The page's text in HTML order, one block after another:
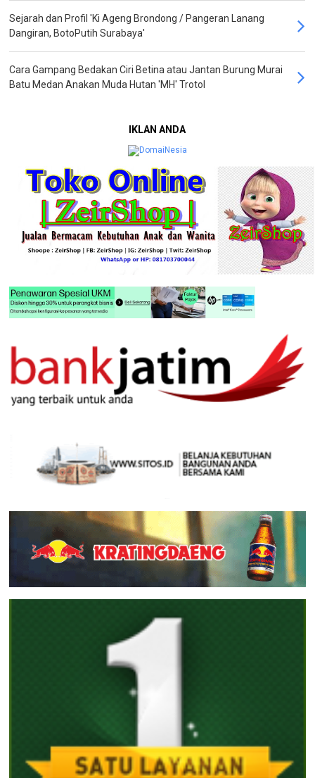
Sejarah dan Profil 'Ki Ageng Brondong / Pangeran Lanang
Dangiran, BotoPutih Surabaya'
Cara Gampang Bedakan Ciri Betina atau Jantan Burung Murai
Batu Medan Anakan Muda Hutan 'MH' Trotol
IKLAN ANDA